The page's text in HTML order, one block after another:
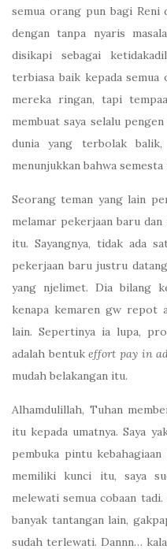
semua orang pun bagi Reni
dengan tanpa nyaris
disikapi sebagai
terbiasa baik kepada semua
mereka ringan, tapi
membuat saya selalu
dunia yang terbolak
menunjukkan bahwa semesta
Seorang teman yang lain
melamar pekerjaan baru
itu. Sayangnya, tidak ada
pekerjaan baru justru
yang njelimet. Dia bilang
kenapa kemaren gw repot
lain. Sepertinya ia lupa,
adalah bentukeffort pay in
mudah belakangan itu.
Alhamdulillah, Tuhan
itu kepada umatnya. Saya
pembuka pintu
memiliki kunci itu, saya
melewati semua cobaan
banyak tantangan lain,
sudah terlewati. Dannn…